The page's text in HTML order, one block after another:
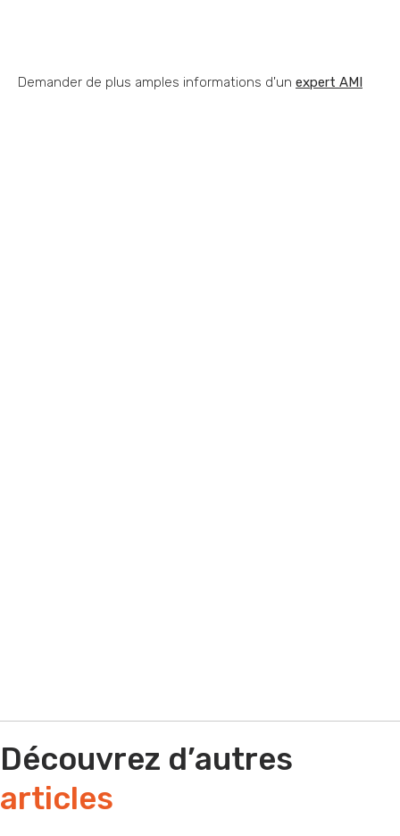
Demander de plus amples informations d'un expert AMI
Découvrez d’autres
articles